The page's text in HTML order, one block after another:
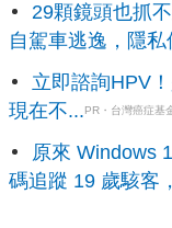
29顆鏡頭也抓
自駕車逃逸，隱
立即諮詢HPV
現在不... PR・台灣癌症基
原來 Windows
碼追蹤 19 歲駭客